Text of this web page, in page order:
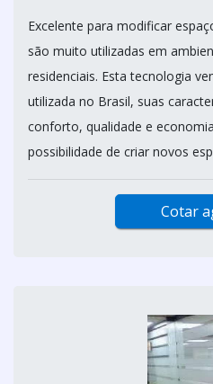
Excelente para modificar
são muito utilizadas em
residenciais. Esta tecnologia
utilizada no Brasil, suas
conforto, qualidade e
possibilidade de criar novos
Cotar